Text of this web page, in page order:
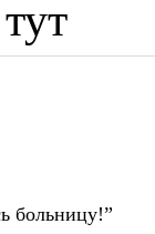
больницу!”